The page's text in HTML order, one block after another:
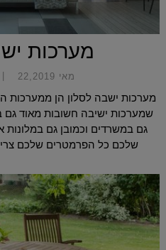
מערכות
מאי 22,2019 |
מערכות ישבה לסלון הן ממערכות
שמערכות ישיבה חשובות מאוד
גם במשרדים וכמובן גם במלונות
שלכם כל הפרמטרים שלכם